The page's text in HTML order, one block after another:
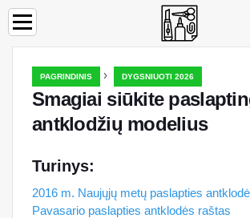
PAGRINDINIS › DYGSNIUOTI 2026
Smagiai siūkite
antklodžių modelius
Turinys:
2016 m. Naujųjų metų paslapties antklodė
Pavasario paslapties antklodės raštas